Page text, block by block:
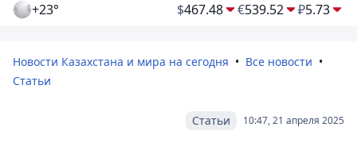
+23° $467.48 €539.52 ₽5.73
Новости Казахстана и мира на сегодня
Все новости
Статьи
10:47, 21 апреля 2025
Статьи